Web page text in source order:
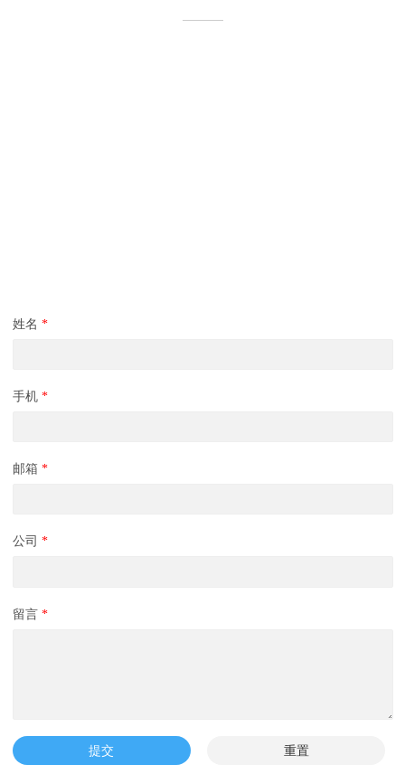
姓名 *
手机 *
邮箱 *
公司 *
留言 *
提交 重置